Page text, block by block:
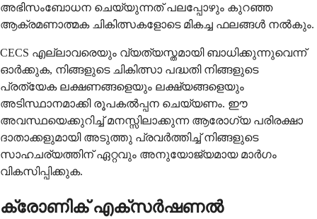
അഭിസംബോധന ചെയ്യുന്നത് പലപ്പോഴും കുറഞ്ഞ
ആക്രമണാത്മക ചികിത്സകളോടെ മികച്ച ഫലങ്ങൾ നൽകും.
CECS എല്ലാവരെയും വ്യത്യസ്തമായി ബാധിക്കുന്നുവെന്ന്
ഓർക്കുക, നിങ്ങളുടെ ചികിത്സാ പദ്ധതി നിങ്ങളുടെ
പ്രത്യേക ലക്ഷണങ്ങളെയും ലക്ഷ്യങ്ങളെയും
അടിസ്ഥാനമാക്കി രൂപകൽപ്പന ചെയ്യണം. ഈ
അവസ്ഥയെക്കുറിച്ച് മനസ്സിലാക്കുന്ന ആരോഗ്യ പരിരക്ഷാ
ദാതാക്കളുമായി അടുത്തു പ്രവർത്തിച്ച് നിങ്ങളുടെ
സാഹചര്യത്തിന് ഏറ്റവും അനുയോജ്യമായ മാർഗം
വികസിപ്പിക്കുക.
ക്രോണിക് എക്സർഷണൽ